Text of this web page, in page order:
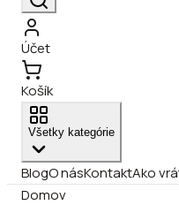
Účet
Košík
Všetky kategórie
BlogO násKontaktAko
Domov